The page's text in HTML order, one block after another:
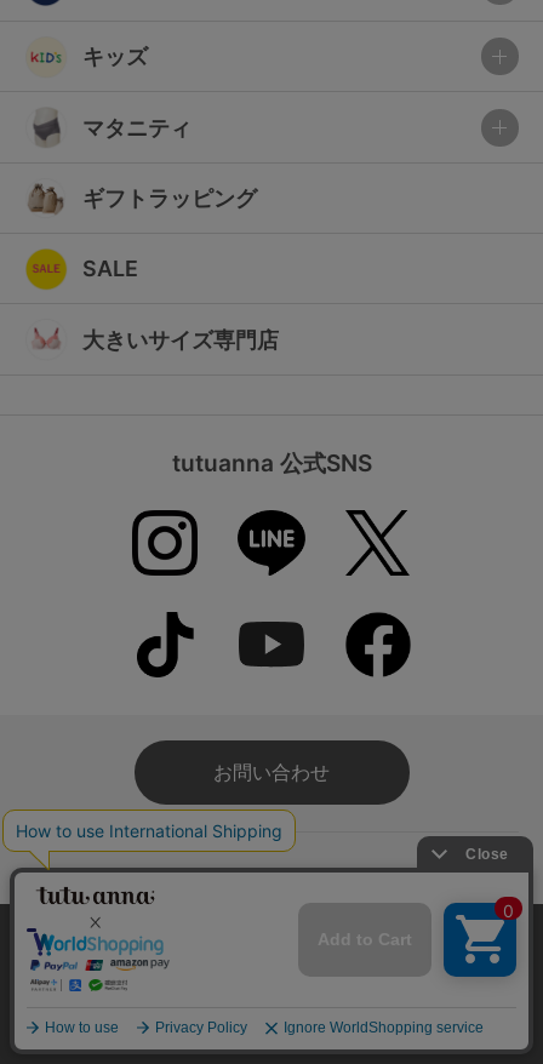
キッズ
マタニティ
ギフトラッピング
SALE
大きいサイズ専門店
tutuanna 公式SNS
お問い合わせ
ご利用案内
よくあるご質問
利用規約
本サイトでは、より快適にご利用いただけるようCookieを利用し
ています。詳細については
をご確認くださ
い。
承諾する